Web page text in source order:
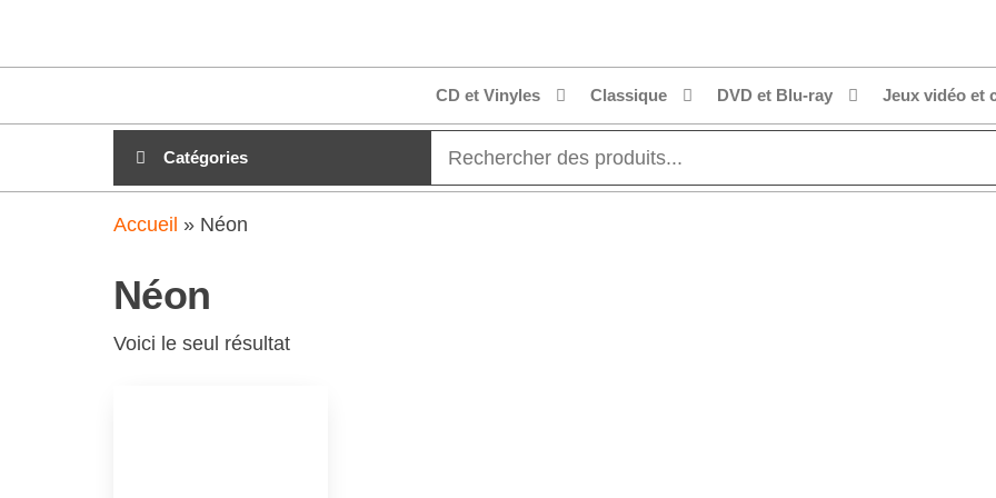
clubdial.fr
CD et Vinyles Classique DVD et Blu-ray Jeux vidéo et
Catégories
Accueil » Néon
Néon
Voici le seul résultat